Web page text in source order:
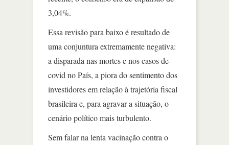
3,04%.
Essa revisão para baixo é resultado de
uma conjuntura extremamente negativa:
a disparada nas mortes e nos casos de
covid no País, a piora do sentimento dos
investidores em relação à trajetória fiscal
brasileira e, para agravar a situação, o
cenário político mais turbulento.
Sem falar na lenta vacinação contra o